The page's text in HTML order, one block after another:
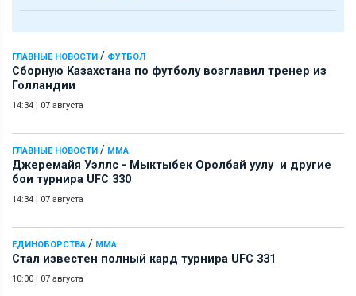
ГЛАВНЫЕ НОВОСТИ / ФУТБОЛ
Сборную Казахстана по футболу возглавил тренер из
Голландии
14:34 | 07 августа
ГЛАВНЫЕ НОВОСТИ / ММА
Джеремайя Уэллс - Мыктыбек Оролбай уулу и другие
бои турнира UFC 330
14:34 | 07 августа
ЕДИНОБОРСТВА / ММА
Стал известен полный кард турнира UFC 331
10:00 | 07 августа